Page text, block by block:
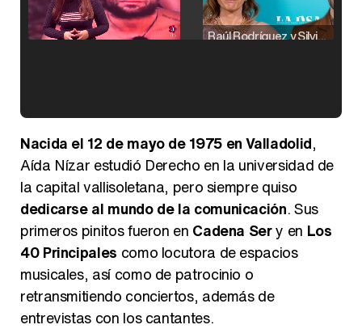
Raúl Rodríguez y Silvia Taulés nos cuentan su papel en 'La familia de la tele'
Nacida el 12 de mayo de 1975 en Valladolid,
Aída Nízar estudió Derecho en la universidad de
la capital vallisoletana, pero siempre quiso
dedicarse al mundo de la comunicación. Sus
primeros pinitos fueron en Cadena Sery en Los
40 Principales como locutora de espacios
musicales, así como de patrocinio o
retransmitiendo conciertos, además de
entrevistas con los cantantes.